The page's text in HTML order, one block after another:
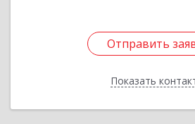
Отправить
Показать
Отправить
Назад